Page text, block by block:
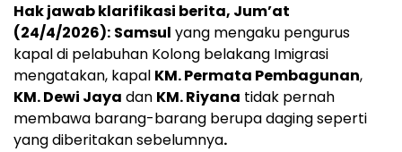
Hak jawab klarifikasi berita, Jum’at
(24/4/2026): Samsul yang mengaku pengurus
kapal di pelabuhan Kolong belakang Imigrasi
mengatakan, kapal KM. Permata Pembagunan,
KM. Dewi Jaya dan KM. Riyana tidak pernah
membawa barang-barang berupa daging seperti
yang diberitakan sebelumnya.